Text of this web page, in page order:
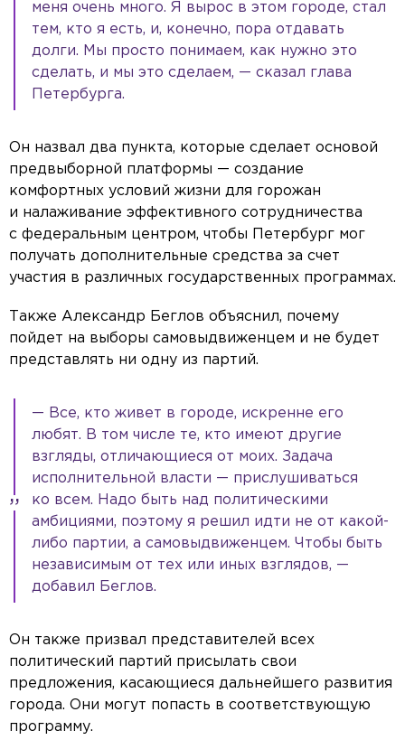
меня очень много. Я вырос в этом городе, стал
тем, кто я есть, и, конечно, пора отдавать
долги. Мы просто понимаем, как нужно это
сделать, и мы это сделаем, — сказал глава
Петербурга.
Он назвал два пункта, которые сделает основой
предвыборной платформы — создание
комфортных условий жизни для горожан
и налаживание эффективного сотрудничества
с федеральным центром, чтобы Петербург мог
получать дополнительные средства за счет
участия в различных государственных программах.
Также Александр Беглов объяснил, почему
пойдет на выборы самовыдвиженцем и не будет
представлять ни одну из партий.
— Все, кто живет в городе, искренне его
любят. В том числе те, кто имеют другие
взгляды, отличающиеся от моих. Задача
исполнительной власти — прислушиваться
ко всем. Надо быть над политическими
амбициями, поэтому я решил идти не от какой-
либо партии, а самовыдвиженцем. Чтобы быть
независимым от тех или иных взглядов, —
добавил Беглов.
Он также призвал представителей всех
политический партий присылать свои
предложения, касающиеся дальнейшего развития
города. Они могут попасть в соответствующую
программу.